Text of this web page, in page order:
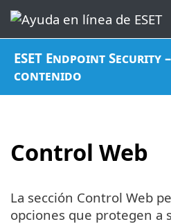
ESET Endpoint Security
contenido
Control Web
La sección Control Web
opciones que protegen a